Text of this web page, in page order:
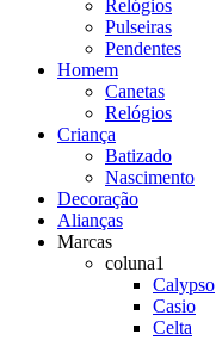
Relógios
Pulseiras
Pendentes
Homem
Canetas
Relógios
Criança
Batizado
Nascimento
Decoração
Alianças
Marcas
coluna1
Calypso
Casio
Celta